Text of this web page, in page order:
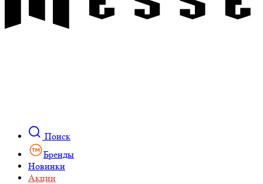
Поиск
Бренды
Новинки
Акции